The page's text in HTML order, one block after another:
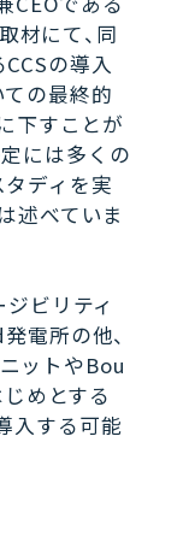
材にて、同
の導入
の最終的
下すことが
には多くの
ディを実
述べていま
ジビリティ
電所の他、
ットやBou
めとする
入する可能